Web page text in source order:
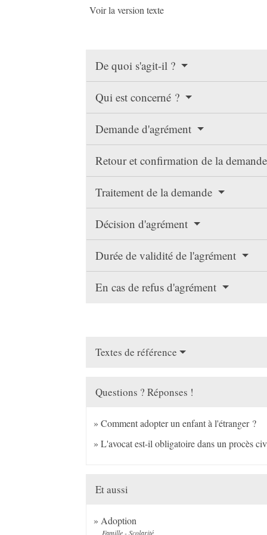
Voir la version texte
De quoi s'agit-il ?
Qui est concerné ?
Demande d'agrément
Retour et confirmation de la
Traitement de la demande
Décision d'agrément
Durée de validité de l'agrément
En cas de refus d'agrément
Textes de référence
Questions ? Réponses !
Comment adopter un enfant à l'étranger ?
L'avocat est-il obligatoire dans un procès
Et aussi
Adoption
Famille - Scolarité